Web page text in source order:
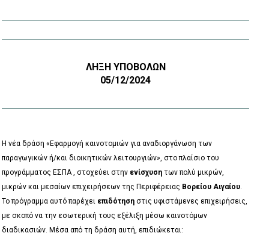
ΛΉΞΗ ΥΠΟΒΟΛΏΝ
05/12/2024
Η νέα δράση « Eφαρμογή καινοτομιών για αναδιοργάνωση των
παραγωγικών ή/καιδιοικητικών λειτουργιών», στο πλαίσιο του
προγράμματος ΕΣΠΑ , στοχεύει στην ενίσχυσητων πολύ μικρών,
μικρών και μεσαίων επιχειρήσεων της Περιφέρειας Βορείου Αιγαίου.
Το πρόγραμμα αυτό παρέχει επιδότησηστις υφιστάμενες επιχειρήσεις,
με σκοπό να την εσωτερική τους εξέλιξη μέσω καινοτόμων
διαδικασιών. Μέσα από τη δράση αυτή, επιδιώκεται: